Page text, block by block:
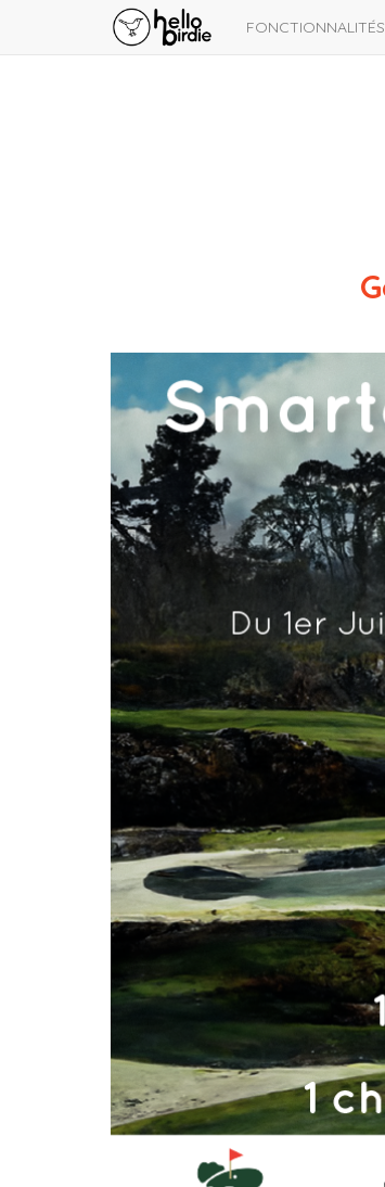
FONCTIONNALITÉS